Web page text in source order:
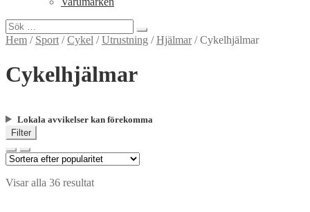
Sök
efter:
Hem / Sport /Cykel /Utrustning /Hjälmar/Cykelhjälmar
Cykelhjälmar
Lokala avvikelser kan förekomma
Filter
Visar alla 36 resultat